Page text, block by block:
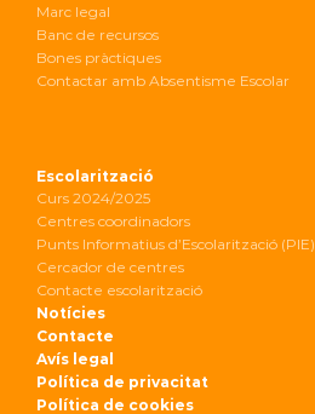
Marc legal
Banc de recursos
Bones pràctiques
Contactar amb Absentisme Escolar
Escolarització
Curs 2024/2025
Centres coordinadors
Punts Informatius d’Escolarització (PIE)
Cercador de centres
Contacte escolarització
Notícies
Contacte
Avís legal
Política de privacitat
Política de cookies